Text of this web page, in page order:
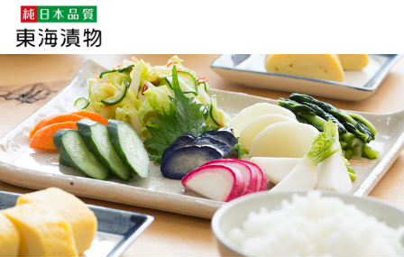
企業・採用情報 社会貢献 品質保証